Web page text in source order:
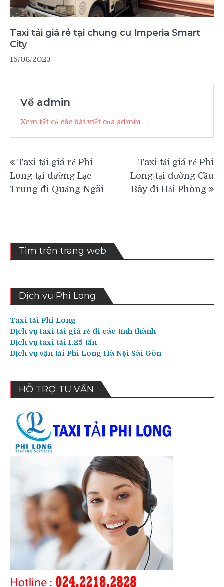
Taxi tải giá rẻ tại chung cư Imperia Smart
City
15/06/2023
Về admin
Xem tất cả các bài viết của admin →
hướng
bài
Taxi tải giá rẻ Phi
Long tại đường Lạc
Trung đi Quảng Ngãi
Taxi tải giá rẻ Phi
Long tại đường Cầu
Bây đi Hải Phòng
Tìm trên trang web
Dịch vụ Phi Long
Taxi tải Phi Long
Dịch vụ taxi tải giá rẻ đi các tỉnh thành
Dịch vụ taxi tải 1,25 tấn
Dịch vụ vận tải Phi Long Hà Nội Sài Gòn
HỖ TRỢ TƯ VẤN